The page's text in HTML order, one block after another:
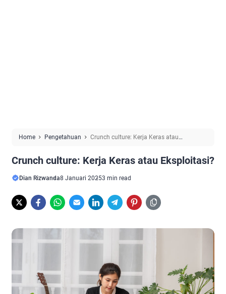
Home Pengetahuan
Crunch culture: Kerja Keras atau
Crunch culture: Kerja Keras atau Eksploitasi?
Dian Rizwanda8 Januari 20253 min read